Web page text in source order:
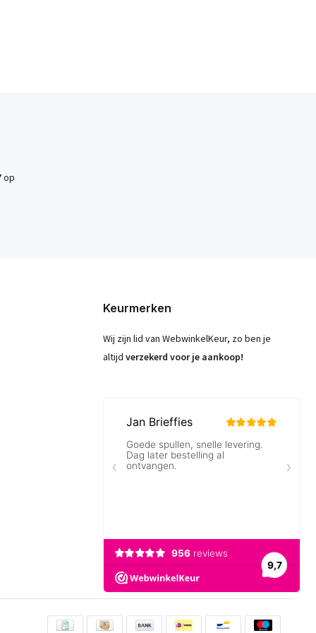
op
Keurmerken
Wij zijn lid van WebwinkelKeur, zo ben je
altijd verzekerd voor je aankoop!